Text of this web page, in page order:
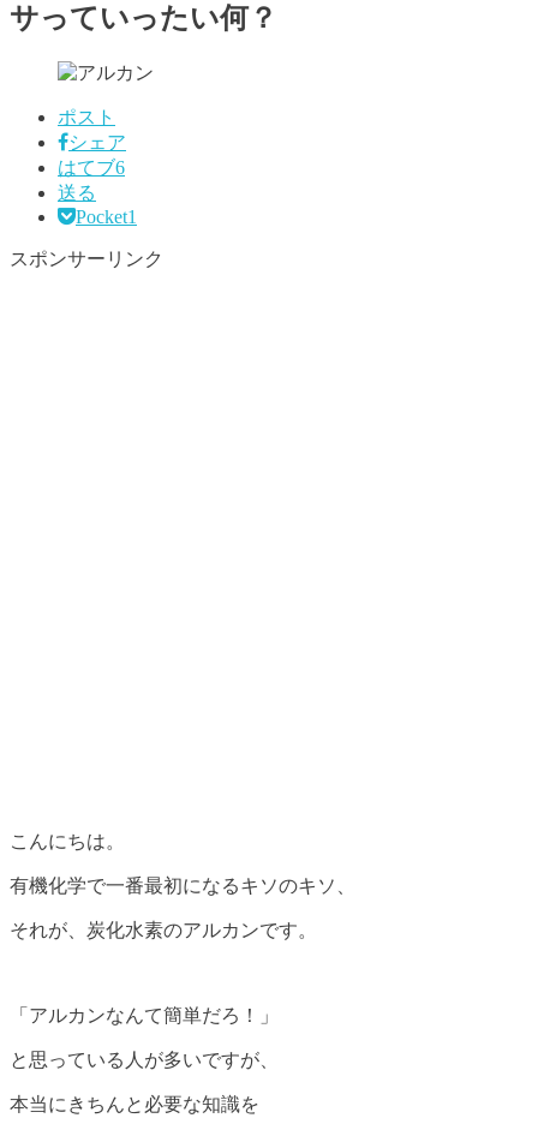
サっていったい何？
ポスト
シェア
はてブ6
送る
Pocket1
スポンサーリンク
こんにちは。
有機化学で一番最初になるキソのキソ、
それが、炭化水素のアルカンです。
「アルカンなんて簡単だろ！」
と思っている人が多いですが、
本当にきちんと必要な知識を